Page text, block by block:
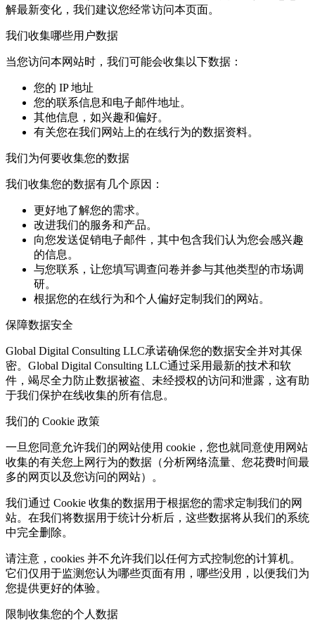
解最新变化，我们建议您经常访问本页面。
我们收集哪些用户数据
当您访问本网站时，我们可能会收集以下数据：
您的 IP 地址
您的联系信息和电子邮件地址。
其他信息，如兴趣和偏好。
有关您在我们网站上的在线行为的数据资料。
我们为何要收集您的数据
我们收集您的数据有几个原因：
更好地了解您的需求。
改进我们的服务和产品。
向您发送促销电子邮件，其中包含我们认为您会感兴趣
的信息。
与您联系，让您填写调查问卷并参与其他类型的市场调
研。
根据您的在线行为和个人偏好定制我们的网站。
保障数据安全
Global Digital Consulting LLC承诺确保您的数据安全并对其保
密。Global Digital Consulting LLC通过采用最新的技术和软
件，竭尽全力防止数据被盗、未经授权的访问和泄露，这有助
于我们保护在线收集的所有信息。
我们的 Cookie 政策
一旦您同意允许我们的网站使用 cookie，您也就同意使用网站
收集的有关您上网行为的数据（分析网络流量、您花费时间最
多的网页以及您访问的网站）。
我们通过 Cookie 收集的数据用于根据您的需求定制我们的网
站。在我们将数据用于统计分析后，这些数据将从我们的系统
中完全删除。
请注意，cookies 并不允许我们以任何方式控制您的计算机。
它们仅用于监测您认为哪些页面有用，哪些没用，以便我们为
您提供更好的体验。
限制收集您的个人数据